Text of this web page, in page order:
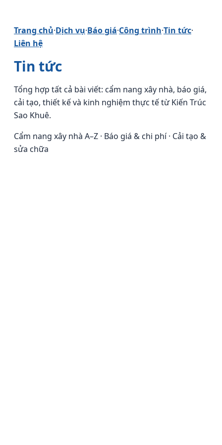
Trang chủ·Dịch vụ·Báo giá·Công trình·Tin tức·
Liên hệ
Tin tức
Tổng hợp tất cả bài viết: cẩm nang xây nhà, báo giá,
cải tạo, thiết kế và kinh nghiệm thực tế từ Kiến Trúc
Sao Khuê.
Cẩm nang xây nhà A–Z · Báo giá & chi phí · Cải tạo &
sửa chữa